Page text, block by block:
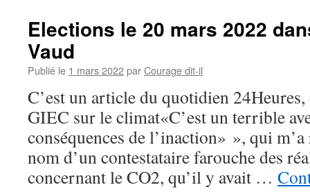
Elections le 20 mars 2022
Vaud
Publié le 1 mars 2022parCourage dit-il
C’est un article du quotidien
GIEC sur le climat«C’est un terrible
conséquences de l’inaction» », qui
nom d’un contestataire farouche des
concernant le CO2, qu’il y avait …